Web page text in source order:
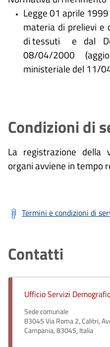
Legge 01 aprile
materia di prelievi e
di tessuti e dal
08/04/2000
ministeriale del 11/
Condizioni di
La registrazione della
organi avviene in tempo
Termini e condizioni di
Contatti
Ufficio Servizi
Sede comunale
83045 Via Roma 2, Calitri,
Campania, 83045, Italia